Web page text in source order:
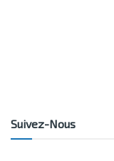
Suivez-Nous